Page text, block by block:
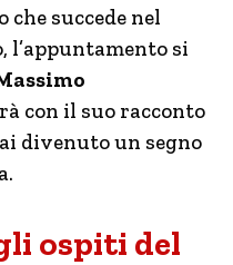
succede nel
l’appuntamento si
con il suo racconto
divenuto un segno
ospiti del